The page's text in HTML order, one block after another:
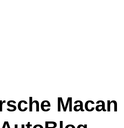
Macan